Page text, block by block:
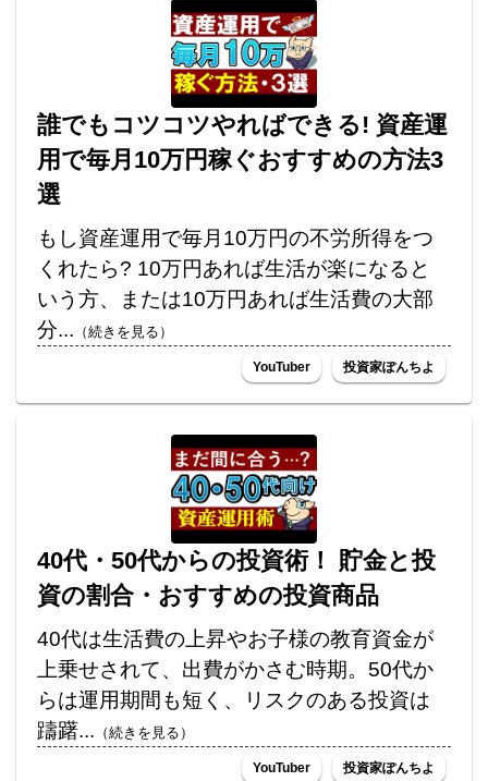
誰でもコツコツやればできる! 資産運
用で毎月10万円稼ぐおすすめの方法3
選
もし資産運用で毎月10万円の不労所得をつ
くれたら? 10万円あれば生活が楽になると
いう方、または10万円あれば生活費の大部
分... （続きを見る）
YouTuber 投資家ぽんちよ
40代・50代からの投資術！ 貯金と投
資の割合・おすすめの投資商品
40代は生活費の上昇やお子様の教育資金が
上乗せされて、出費がかさむ時期。50代か
らは運用期間も短く、リスクのある投資は
躊躇... （続きを見る）
YouTuber 投資家ぽんちよ